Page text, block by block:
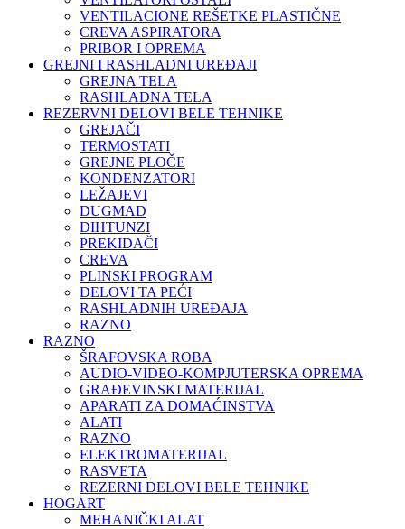
VENTILACIONE REŠETKE PLASTIČNE
CREVA ASPIRATORA
PRIBOR I OPREMA
GREJNI I RASHLADNI UREĐAJI
GREJNA TELA
RASHLADNA TELA
REZERVNI DELOVI BELE TEHNIKE
GREJAČI
TERMOSTATI
GREJNE PLOČE
KONDENZATORI
LEŽAJEVI
DUGMAD
DIHTUNZI
PREKIDAČI
CREVA
PLINSKI PROGRAM
DELOVI TA PEĆI
RASHLADNIH UREĐAJA
RAZNO
RAZNO
ŠRAFOVSKA ROBA
AUDIO-VIDEO-KOMPJUTERSKA OPREMA
GRAĐEVINSKI MATERIJAL
APARATI ZA DOMAĆINSTVA
ALATI
RAZNO
ELEKTROMATERIJAL
RASVETA
REZERNI DELOVI BELE TEHNIKE
HOGART
MEHANIČKI ALAT